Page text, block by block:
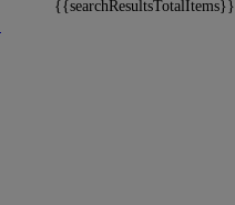
{{searchResultsTotalItems}}